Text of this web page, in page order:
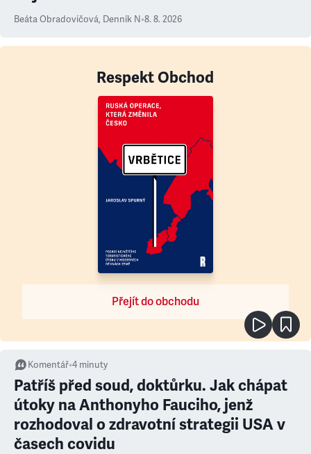
Beáta Obradovičová, Denník N•8. 8. 2026
Respekt Obchod
Přejít do obchodu
Komentář•4 minuty
Patříš před soud, doktůrku. Jak chápat
útoky na Anthonyho Fauciho, jenž
rozhodoval o zdravotní strategii USA v
časech covidu